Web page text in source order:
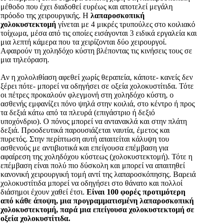
μέθοδο που έχει διαδοθεί ευρέως και αποτελεί μεγάλη
πρόοδο της χειρουργικής. Η λαπαροσκοπική
χολοκυστεκτομή γίνεται με 4 μικρές τρυπούλες στο κοιλιακό
τοίχωμα, μέσα από τις οποίες εισάγονται 3 ειδικά εργαλεία και
μια λεπτή κάμερα που τα χειρίζονται δύο χειρουργοί.
Αφαιρούν τη χοληδόχο κύστη βλέποντας τις κινήσεις τους σε
μια τηλεόραση.
Αν η χολολιθίαση αφεθεί χωρίς θεραπεία, κάποτε- κανείς δεν
ξέρει πότε- μπορεί να οδηγήσει σε οξεία χολοκυστίτιδα. Τότε
οι πέτρες προκαλούν φλεγμονή στη χοληδόχο κύστη, ο
ασθενής εμφανίζει πόνο ψηλά στην κοιλιά, στο κέντρο ή προς
τα δεξιά κάτω από τα πλευρά (επιγάστριο ή δεξιό
υποχόνδριο). Ο πόνος μπορεί να αντανακλά και στην πλάτη
δεξιά. Προοδευτικά παρουσιάζεται ναυτία, έμετος και
πυρετός. Στην περίπτωση αυτή απαιτείται κάλυψη του
ασθενούς με αντιβιοτικά και επείγουσα επέμβαση για
αφαίρεση της χοληδόχου κύστεως (χολοκυστεκτομή). Τότε η
επέμβαση είναι πολύ πιο δύσκολη και μπορεί να απαιτηθεί
κανονική χειρουργική τομή αντί της λαπαροσκόπησης. Βαρειά
χολοκυστίτιδα μπορεί να οδηγήσει στο θάνατο και πολλοί
διάσημοι έχουν χαθεί έτσι. Είναι 100 φορές προτιμότερη
από κάθε άποψη, μια προγραμματισμένη λαπαροσκοπική
χολοκυστεκτομή, παρά μια επείγουσα χολοκυστεκτομή σε
οξεία χολοκυστίτιδα.